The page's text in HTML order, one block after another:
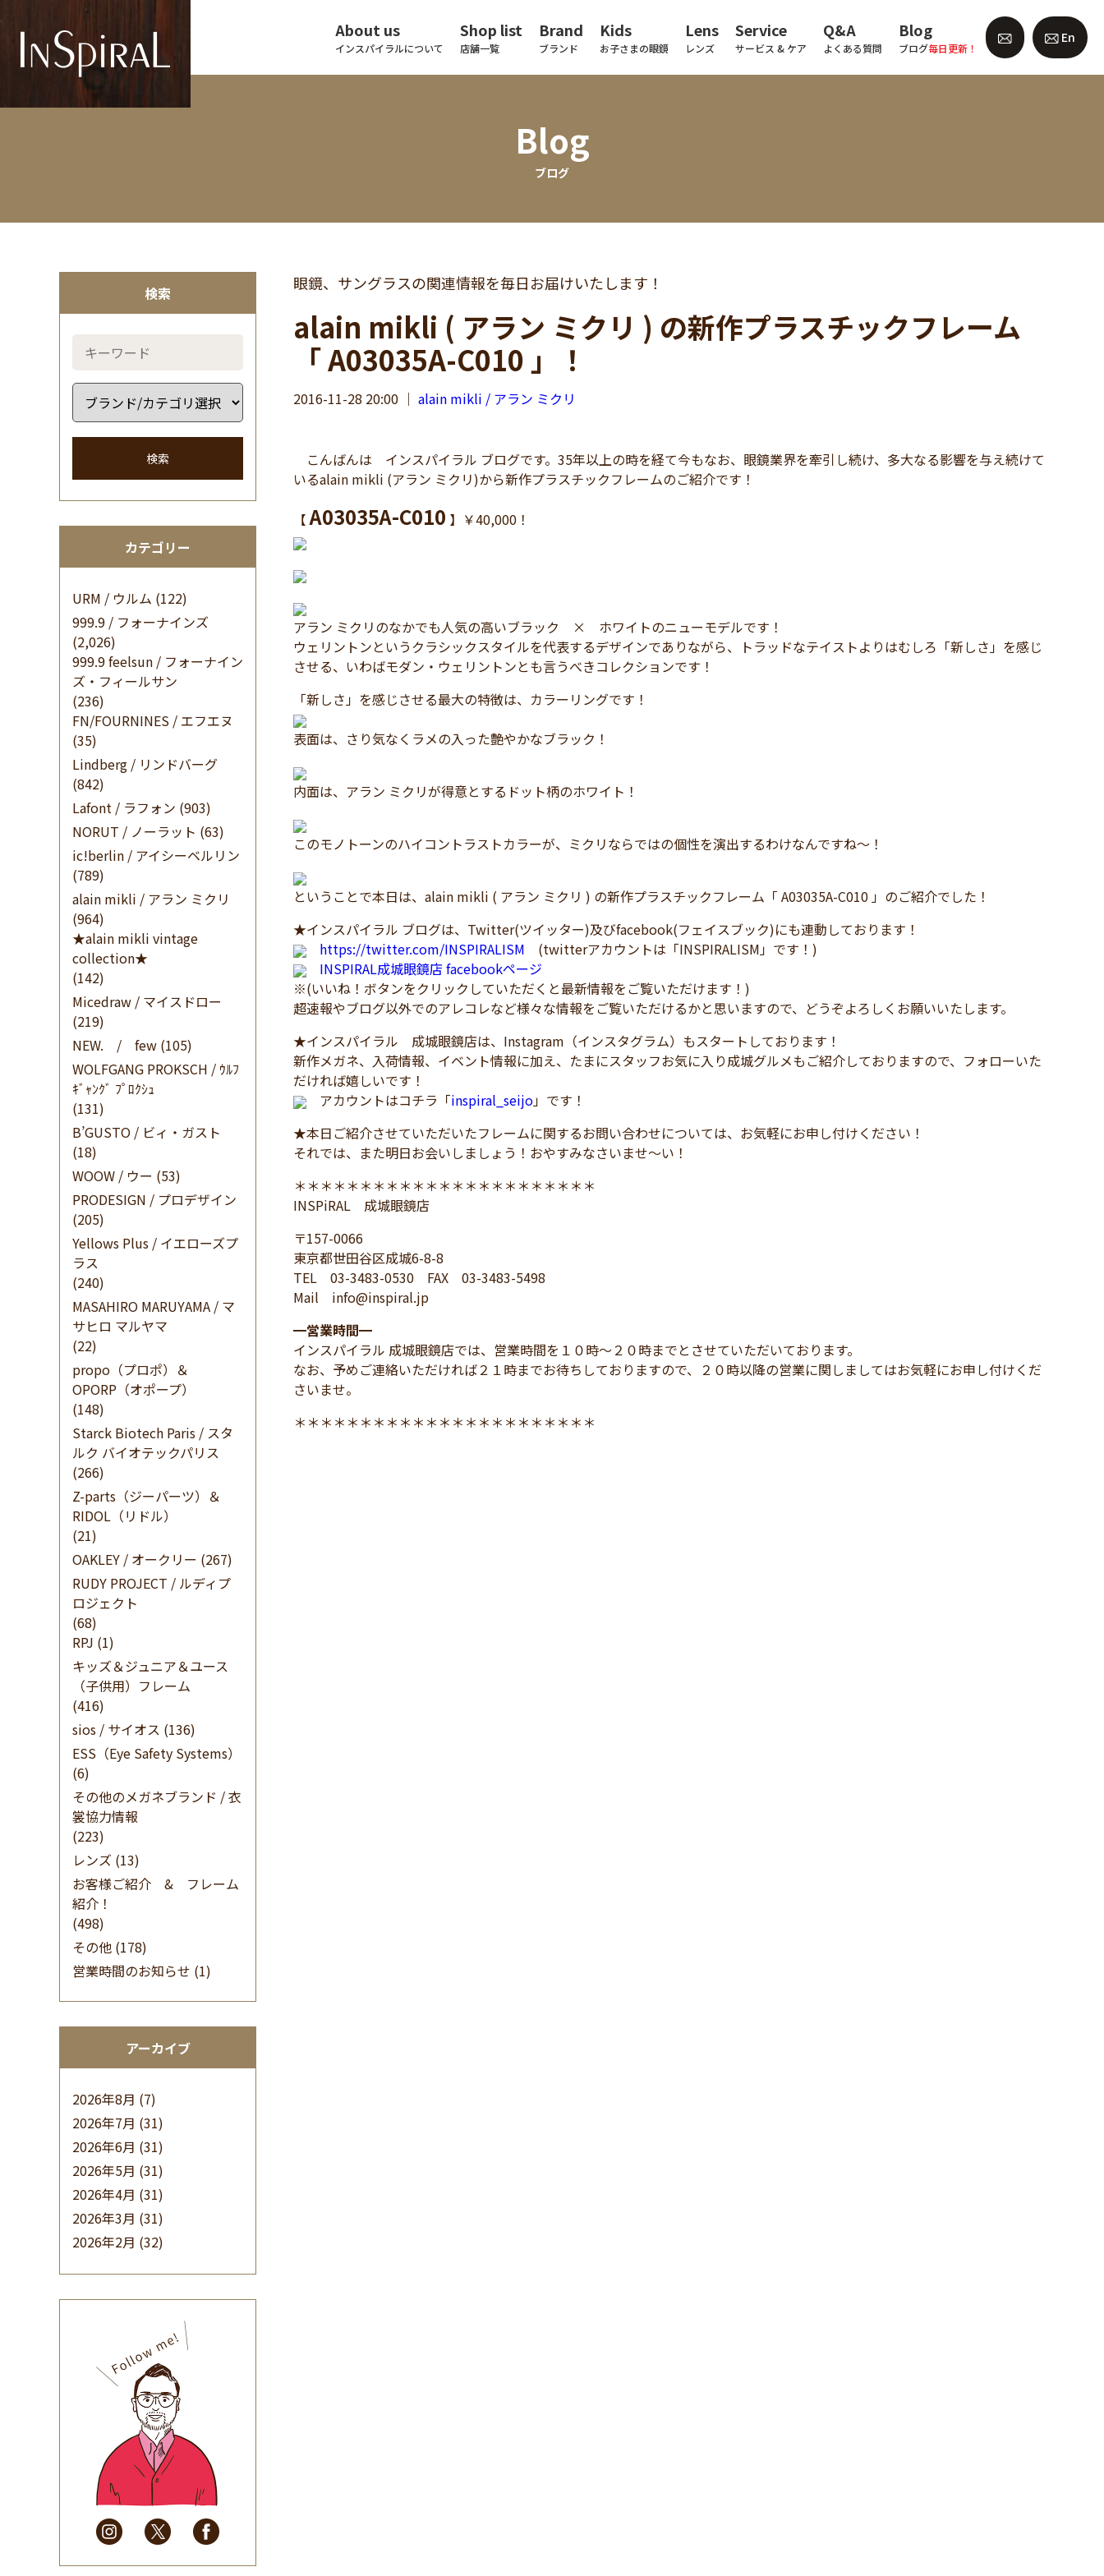
About us
インスパイラルについて
Shop list
店舗一覧
Brand
ブランド
Kids
お子さまの眼鏡
Lens
レンズ
Service
サービス & ケア
Q&A
よくある質問
Blog
ブログ毎日更新！
En
Blog
ブログ
検索
検索
カテゴリー
URM / ウルム (122)
999.9 / フォーナインズ
(2,026)
999.9 feelsun / フォーナイン
ズ・フィールサン
(236)
FN/FOURNINES / エフエヌ
(35)
Lindberg / リンドバーグ
(842)
Lafont / ラフォン (903)
NORUT / ノーラット (63)
ic!berlin / アイシーベルリン
(789)
alain mikli / アラン ミクリ
(964)
★alain mikli vintage
collection★
(142)
Micedraw / マイスドロー
(219)
NEW. / few (105)
WOLFGANG PROKSCH / ｳﾙﾌ
ｷﾞｬﾝｸﾞ ﾌﾟﾛｸｼｭ
(131)
B’GUSTO / ビィ・ガスト
(18)
WOOW / ウー (53)
PRODESIGN / プロデザイン
(205)
Yellows Plus / イエローズプ
ラス
(240)
MASAHIRO MARUYAMA / マ
サヒロ マルヤマ
(22)
propo（プロポ）＆
OPORP（オポープ）
(148)
Starck Biotech Paris / スタ
ルク バイオテックパリス
(266)
Z-parts（ジーパーツ）＆
RIDOL（リドル）
(21)
OAKLEY / オークリー (267)
RUDY PROJECT / ルディプ
ロジェクト
(68)
RPJ (1)
キッズ＆ジュニア＆ユース
（子供用）フレーム
(416)
sios / サイオス (136)
ESS（Eye Safety Systems）
(6)
その他のメガネブランド / 衣
裳協力情報
(223)
レンズ (13)
お客様ご紹介 & フレーム
紹介！
(498)
その他 (178)
営業時間のお知らせ (1)
アーカイブ
2026年8月 (7)
2026年7月 (31)
2026年6月 (31)
2026年5月 (31)
2026年4月 (31)
2026年3月 (31)
2026年2月 (32)
(32)
2025年9月(30)
2025年8月(31)
2025年7月(37)
2025年6月(48)
2025年5月
(41)
2025年4月
(32)
2025年3月(31)
2025年2月
(28)
2025年1月
(34)
眼鏡、サングラスの関連情報を毎日お届けいたします！
alain mikli ( アラン ミクリ ) の新作プラスチックフレーム
「 A03035A-C010 」！
2016-11-28 20:00 ｜ alain mikli / アラン ミクリ
こんばんは インスパイラル ブログです。35年以上の時を経て今もなお、眼鏡業界を牽引し続け、多大なる影響を与え続けて
いるalain mikli (アラン ミクリ)から新作プラスチックフレームのご紹介です！
【A03035A-C010 】￥40,000！
アラン ミクリのなかでも人気の高いブラック × ホワイトのニューモデルです！
ウェリントンというクラシックスタイルを代表するデザインでありながら、トラッドなテイストよりはむしろ「新しさ」を感じ
させる、いわばモダン・ウェリントンとも言うべきコレクションです！
「新しさ」を感じさせる最大の特徴は、カラーリングです！
表面は、さり気なくラメの入った艶やかなブラック！
内面は、アラン ミクリが得意とするドット柄のホワイト！
このモノトーンのハイコントラストカラーが、ミクリならではの個性を演出するわけなんですね～！
ということで本日は、alain mikli ( アラン ミクリ ) の新作プラスチックフレーム「 A03035A-C010 」のご紹介でした！
★インスパイラル ブログは、Twitter(ツイッター)及びfacebook(フェイスブック)にも連動しております！
https://twitter.com/INSPIRALISM (twitterアカウントは「INSPIRALISM」です！)
INSPIRAL成城眼鏡店 facebookページ
※(いいね！ボタンをクリックしていただくと最新情報をご覧いただけます！)
超速報やブログ以外でのアレコレなど様々な情報をご覧いただけるかと思いますので、どうぞよろしくお願いいたします。
★インスパイラル 成城眼鏡店は、Instagram（インスタグラム）もスタートしております！
新作メガネ、入荷情報、イベント情報に加え、たまにスタッフお気に入り成城グルメもご紹介しておりますので、フォローいた
だければ嬉しいです！
アカウントはコチラ「inspiral_seijo」です！
★本日ご紹介させていただいたフレームに関するお問い合わせについては、お気軽にお申し付けください！
それでは、また明日お会いしましょう！おやすみなさいませ～い！
＊＊＊＊＊＊＊＊＊＊＊＊＊＊＊＊＊＊＊＊＊＊＊
INSPiRAL 成城眼鏡店
〒157-0066
東京都世田谷区成城6-8-8
TEL 03-3483-0530 FAX 03-3483-5498
Mail info@inspiral.jp
━営業時間━
インスパイラル 成城眼鏡店では、営業時間を１０時～２０時までとさせていただいております。
なお、予めご連絡いただければ２１時までお待ちしておりますので、２０時以降の営業に関しましてはお気軽にお申し付けくだ
さいませ。
＊＊＊＊＊＊＊＊＊＊＊＊＊＊＊＊＊＊＊＊＊＊＊